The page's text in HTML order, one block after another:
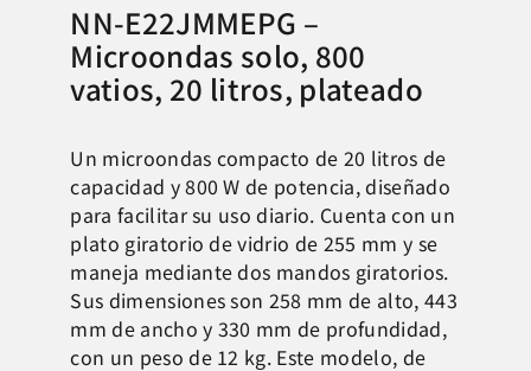
NN-E22JMMEPG –
Microondas solo, 800
vatios, 20 litros, plateado
Un microondas compacto de 20 litros de
capacidad y 800 W de potencia, diseñado
para facilitar su uso diario. Cuenta con un
plato giratorio de vidrio de 255 mm y se
maneja mediante dos mandos giratorios.
Sus dimensiones son 258 mm de alto, 443
mm de ancho y 330 mm de profundidad,
con un peso de 12 kg. Este modelo, de